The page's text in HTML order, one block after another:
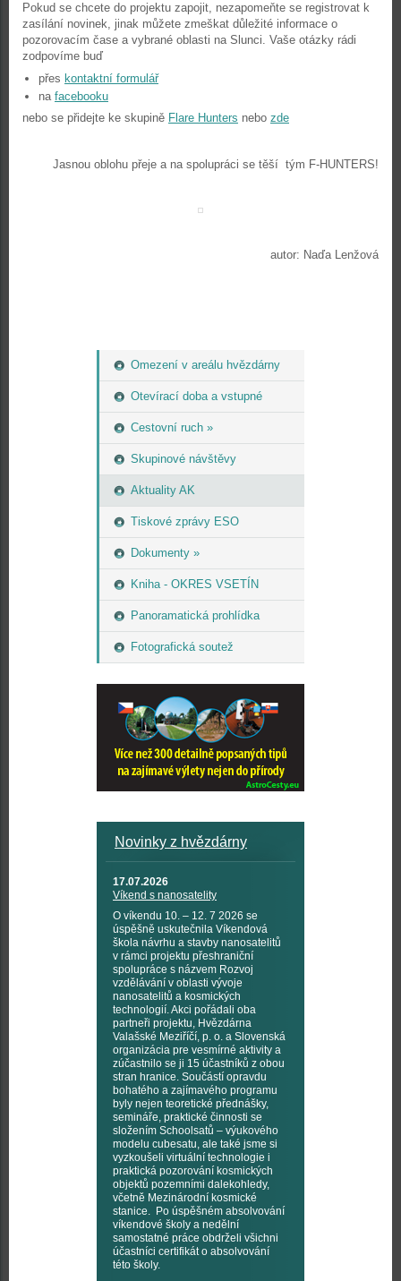
Omezení v areálu hvězdárny
Otevírací doba a vstupné
Cestovní ruch »
Skupinové návštěvy
Aktuality AK
Tiskové zprávy ESO
Dokumenty »
Kniha - OKRES VSETÍN
Panoramatická prohlídka
Fotografická soutež
Novinky z hvězdárny
17.07.2026
Víkend s nanosatelity
O víkendu 10. – 12. 7 2026 se
úspěšně uskutečnila Víkendová
škola návrhu a stavby nanosatelitů
v rámci projektu přeshraniční
spolupráce s názvem Rozvoj
vzdělávání v oblasti vývoje
nanosatelitů a kosmických
technologií. Akci pořádali oba
partneři projektu, Hvězdárna
Valašské Meziříčí, p. o. a Slovenská
organizácia pre vesmírné aktivity a
zúčastnilo se ji 15 účastníků z obou
stran hranice. Součástí opravdu
bohatého a zajímavého programu
byly nejen teoretické přednášky,
semináře, praktické činnosti se
složením Schoolsatů – výukového
modelu cubesatu, ale také jsme si
vyzkoušeli virtuální technologie i
praktická pozorování kosmických
objektů pozemními dalekohledy,
včetně Mezinárodní kosmické
stanice. Po úspěšném absolvování
víkendové školy a nedělní
samostatné práce obdrželi všichni
účastníci certifikát o absolvování
této školy.
Pokud se chcete do projektu zapojit, nezapomeňte se registrovat k
zasílání novinek, jinak můžete zmeškat důležité informace o
pozorovacím čase a vybrané oblasti na Slunci. Vaše otázky rádi
zodpovíme buď
přes kontaktní formulář
na facebooku
nebo se přidejte ke skupině Flare Hunters nebo zde
Jasnou oblohu přeje a na spolupráci se těší tým F-HUNTERS!
autor: Naďa Lenžová